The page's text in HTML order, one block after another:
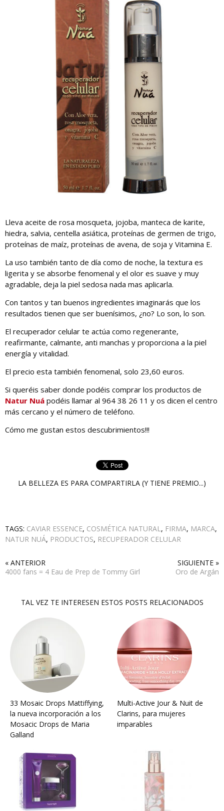
Lleva aceite de rosa mosqueta, jojoba, manteca de karite,
hiedra, salvia, centella asiática, proteínas de germen de trigo,
proteínas de maíz, proteínas de avena, de soja y Vitamina E.
La uso también tanto de día como de noche, la textura es
ligerita y se absorbe fenomenal y el olor es suave y muy
agradable, deja la piel sedosa nada mas aplicarla.
Con tantos y tan buenos ingredientes imaginarás que los
resultados tienen que ser buenísimos, ¿no? Lo son, lo son.
El recuperador celular te actúa como regenerante,
reafirmante, calmante, anti manchas y proporciona a la piel
energía y vitalidad.
El precio esta también fenomenal, solo 23,60 euros.
Si queréis saber donde podéis comprar los productos de
Natur Nuá podéis llamar al 964 38 26 11 y os dicen el centro
más cercano y el número de teléfono.
Cómo me gustan estos descubrimientos!!!
LA BELLEZA ES PARA COMPARTIRLA (Y TIENE PREMIO...)
TAGS: CAVIAR ESSENCE, COSMÉTICA NATURAL, FIRMA, MARCA,
NATUR NUÁ, PRODUCTOS, RECUPERADOR CELULAR
« ANTERIOR
4000 fans = 4 Eau de Prep de Tommy Girl
SIGUIENTE »
Oro de Argán
TAL VEZ TE INTERESEN ESTOS POSTS RELACIONADOS
33 Mosaic Drops Mattiffying,
la nueva incorporación a los
Mosacic Drops de Maria
Galland
Multi-Active Jour & Nuit de
Clarins, para mujeres
imparables